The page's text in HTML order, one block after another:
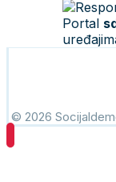
Portal
© 2026